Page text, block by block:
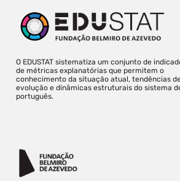
O EDUSTAT sistematiza um conjunto de
de métricas explanatórias que permitem o
conhecimento da situação atual, tendências
evolução e dinâmicas estruturais do sistema
português.